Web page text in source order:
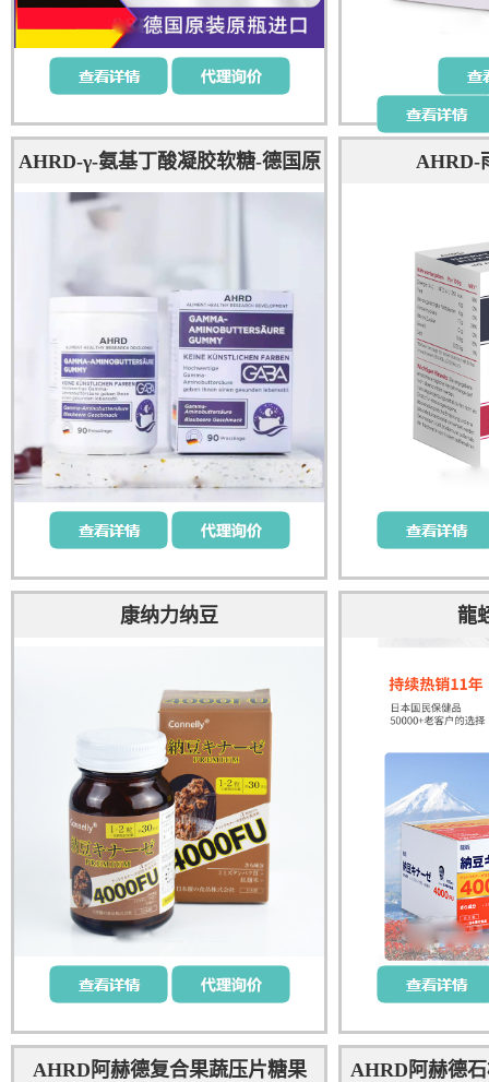
AHRD-γ-氨基丁酸凝胶软糖-德国原
AHRD-
康纳力纳豆 龍
AHRD阿赫德复合果蔬压片糖果 AHRD阿赫德